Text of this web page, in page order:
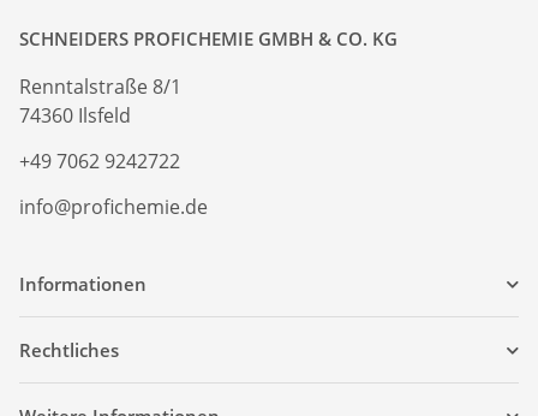
SCHNEIDERS PROFICHEMIE GMBH & CO. KG
Renntalstraße 8/1
74360 Ilsfeld
+49 7062 9242722
info@profichemie.de
Informationen
Rechtliches